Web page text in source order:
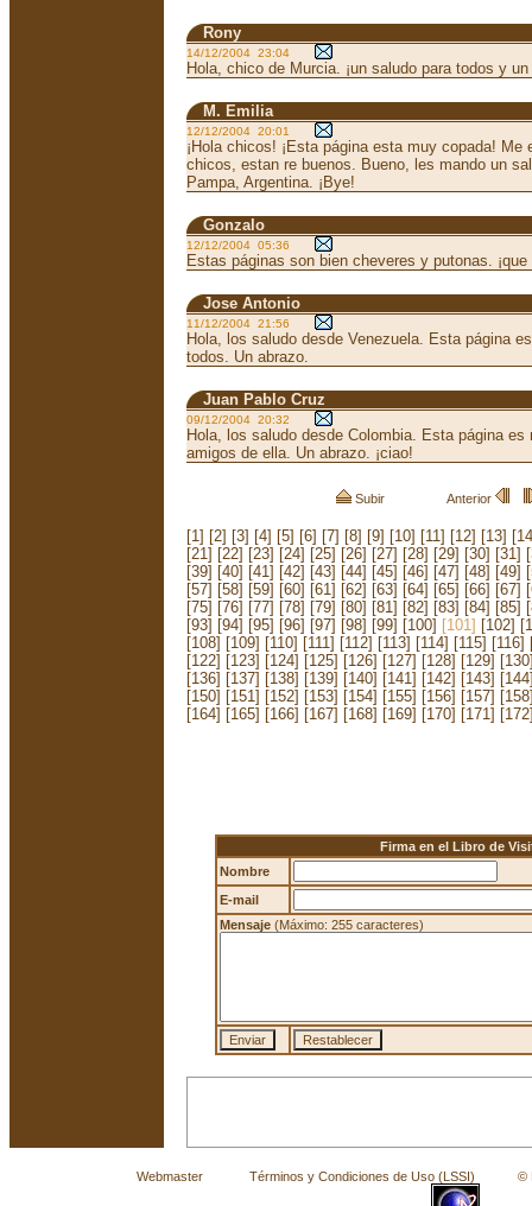
Rony
14/12/2004 23:04
Hola, chico de Murcia. ¡un saludo para todos y
M. Emilia
12/12/2004 20:01
¡Hola chicos! ¡Esta página esta muy copada!
chicos, estan re buenos. Bueno, les mando un
Pampa, Argentina. ¡Bye!
Gonzalo
12/12/2004 05:36
Estas páginas son bien cheveres y putonas.
Jose Antonio
11/12/2004 21:56
Hola, los saludo desde Venezuela. Esta página
todos. Un abrazo.
Juan Pablo Cruz
09/12/2004 20:32
Hola, los saludo desde Colombia. Esta página
amigos de ella. Un abrazo. ¡ciao!
Subir Anterior
[1] [2] [3] [4] [5] [6] [7] [8] [9] [10] [11] [12] [13]
[21] [22] [23] [24] [25] [26] [27] [28] [29] [30] [31]
[39] [40] [41] [42] [43] [44] [45] [46] [47] [48] [49]
[57] [58] [59] [60] [61] [62] [63] [64] [65] [66] [67]
[75] [76] [77] [78] [79] [80] [81] [82] [83] [84] [85]
[93] [94] [95] [96] [97] [98] [99] [100] [101] [102]
[108] [109] [110] [111] [112] [113] [114] [115] [116]
[122] [123] [124] [125] [126] [127] [128] [129]
[136] [137] [138] [139] [140] [141] [142] [143]
[150] [151] [152] [153] [154] [155] [156] [157]
[164] [165] [166] [167] [168] [169] [170] [171]
Firma en el Libro de
Nombre
E-mail
Mensaje (Máximo: 255 caracteres)
Webmaster Términos y Condiciones de Uso (LSSI) © La